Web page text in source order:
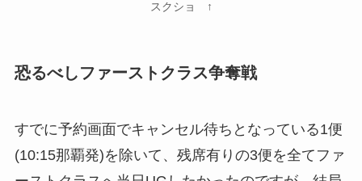
スクショ ↑
恐るべしファーストクラス争奪戦
すでに予約画面でキャンセル待ちとなっている1便
(10:15那覇発)を除いて、残席有りの3便を全てファ